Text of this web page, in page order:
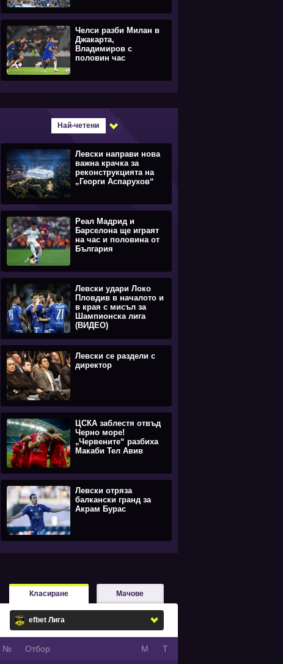
Челси разби Милан в
Джакарта,
Владимиров с
половин час
Най-четени
Левски направи нова
важна крачка за
реконструкцията на
„Георги Аспарухов“
Реал Мадрид и
Барселона ще играят
на час и половина от
България
Левски удари Локо
Пловдив в началото и
в края с мисъл за
Шампионска лига
(ВИДЕО)
Левски се раздели с
директор
ЦСКА заблестя отвъд
Черно море!
„Червените“ разбиха
Макаби Тел Авив
Левски отряза
балкански гранд за
Акрам Бурас
Класиране Мачове
№ Oтбор М Т